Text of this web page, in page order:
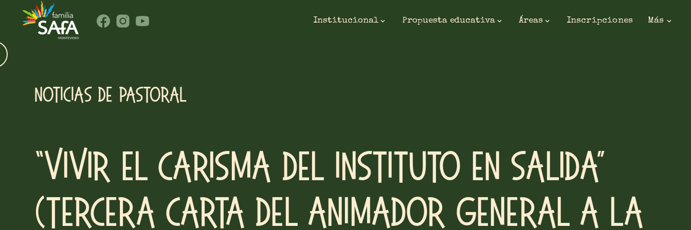
Institucional Propuesta educativa Áreas Inscripciones Más
NOTICIAS DE PASTORAL
“Vivir el Carisma del Instituto en salida”
(Tercera carta del Animador General a la